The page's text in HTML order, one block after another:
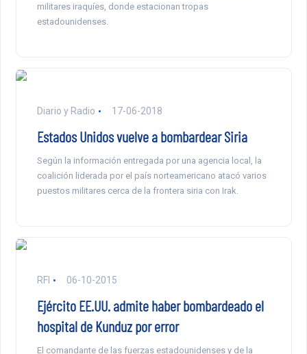
militares iraquíes, donde estacionan tropas
estadounidenses.
Diario y Radio 17-06-2018
Estados Unidos vuelve a bombardear Siria
Según la información entregada por una agencia local, la
coalición liderada por el país norteamericano atacó varios
puestos militares cerca de la frontera siria con Irak.
RFI 06-10-2015
Ejército EE.UU. admite haber bombardeado el
hospital de Kunduz por error
El comandante de las fuerzas estadounidenses y de la